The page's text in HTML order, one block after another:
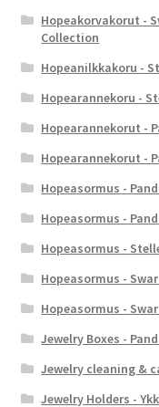
Hopeakorvakorut -
Collection
Hopeanilkkakoru -
Hopearannekoru -
Hopearannekorut -
Hopearannekorut -
Hopeasormus -
Hopeasormus -
Hopeasormus -
Hopeasormus -
Hopeasormus -
Jewelry Boxes -
Jewelry cleaning &
Jewelry Holders -